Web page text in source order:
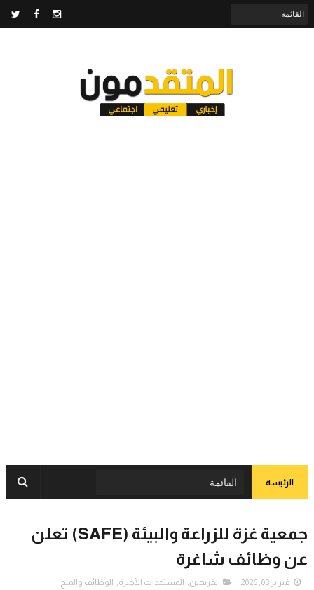
الرئيسة
جمعية غزة للزراعة والبيئة (SAFE) تعلن
عن وظائف شاغرة
فبراير 08, 2026 الخريجين, المستجدات الأخيرة, الوظائف والمنح